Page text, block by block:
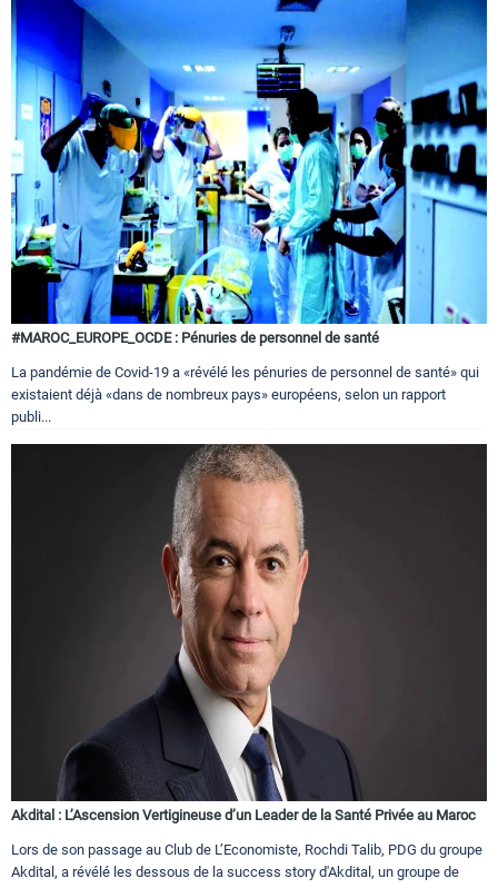
#MAROC_EUROPE_OCDE : Pénuries de personnel de santé
La pandémie de Covid-19 a «révélé les pénuries de personnel de santé» qui
existaient déjà «dans de nombreux pays» européens, selon un rapport
publi...
Akdital : L’Ascension Vertigineuse d’un Leader de la Santé Privée au Maroc
Lors de son passage au Club de L’Economiste, Rochdi Talib, PDG du groupe
Akdital, a révélé les dessous de la success story d'Akdital, un groupe de